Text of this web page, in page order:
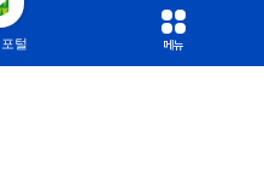
털 메뉴